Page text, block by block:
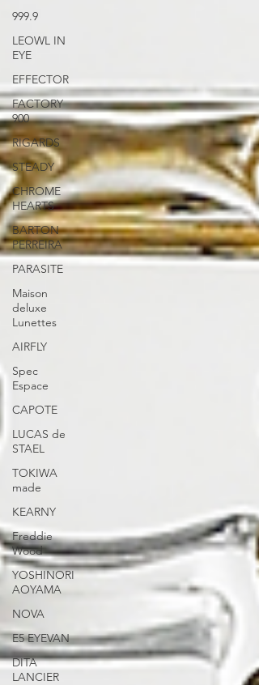
999.9
LEOWL IN
EYE
EFFECTOR
FACTORY
900
RIGARDS
STEADY
CHROME
HEARTS
BARTON
PERREIRA
PARASITE
Maison
deluxe
Lunettes
AIRFLY
Spec
Espace
CAPOTE
LUCAS de
STAEL
TOKIWA
made
KEARNY
Freddie
Wood
YOSHINORI
AOYAMA
NOVA
E5 EYEVAN
DITA
LANCIER